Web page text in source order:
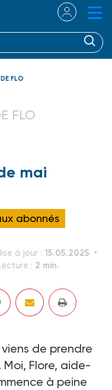
FLO
FLO
mai
abonnés
à jour : 15.05.2025
: 2 min.
de prendre
Moi, Flore, aide-
à peine